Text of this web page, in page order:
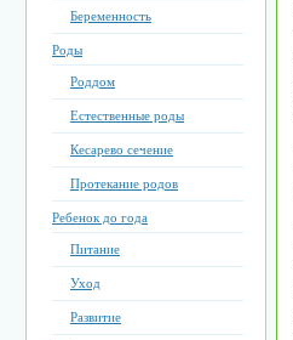
Беременность
Роды
Роддом
Естественные роды
Кесарево сечение
Протекание родов
Ребенок до года
Питание
Уход
Развитие